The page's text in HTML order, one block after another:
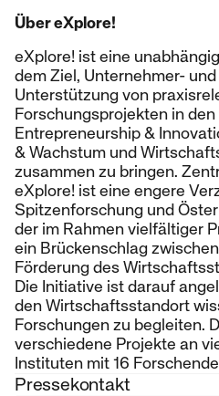
Über eXplore!
eXplore! ist eine
dem Ziel, Unternehmer-
Unterstützung von
Forschungsprojekten in
Entrepreneurship &
& Wachstum und
zusammen zu bringen.
eXplore! ist eine engere
Spitzenforschung und
der im Rahmen vielfältiger
ein Brückenschlag
Förderung des
Die Initiative ist darauf
den Wirtschaftsstandort
Forschungen zu begleiten.
verschiedene Projekte an
Instituten mit 16
Pressekontakt